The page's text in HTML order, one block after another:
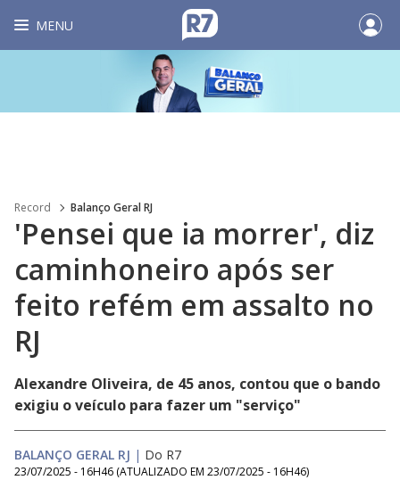
MENU
Record Balanço Geral RJ
'Pensei que ia morrer', diz
caminhoneiro após ser
feito refém em assalto no
RJ
Alexandre Oliveira, de 45 anos, contou que o bando
exigiu o veículo para fazer um "serviço"
BALANÇO GERAL RJ | Do R7
23/07/2025 - 16H46 (ATUALIZADO EM 23/07/2025 - 16H46)